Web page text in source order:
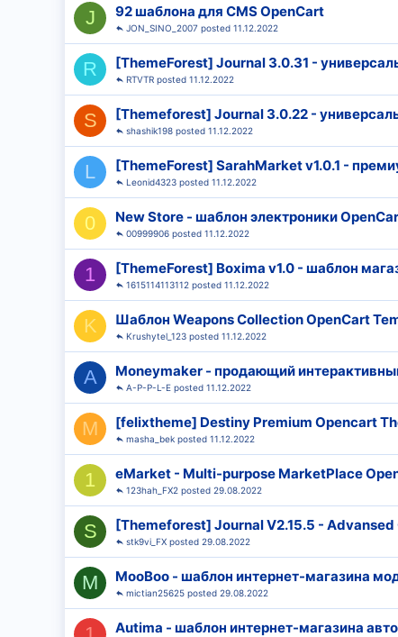
J 92 шаблона для CMS OpenCart
11.12.2022
JON_SINO_2007
R [ThemeForest] Journal 3.0.31 -
11.12.2022
RTVTR
S [Themeforest] Journal 3.0.22 -
11.12.2022
shashik198
L [ThemeForest] SarahMarket v1.0.1 -
11.12.2022
Leonid4323
0 New Store - шаблон электроники
11.12.2022
00999906
1 [ThemeForest] Boxima v1.0 - шаблон
11.12.2022
1615114113112
K Шаблон Weapons Collection OpenCart
11.12.2022
Krushytel_123
A Moneymaker - продающий
11.12.2022
A-P-P-L-E
M [felixtheme] Destiny Premium Opencart
11.12.2022
masha_bek
1 eMarket - Multi-purpose MarketPlace
29.08.2022
123hah_FX2
S [Themeforest] Journal V2.15.5 - Advansed
29.08.2022
stk9vi_FX
M MooBoo - шаблон интернет-магазина
29.08.2022
mictian25625
Autima - шаблон интернет-магазина